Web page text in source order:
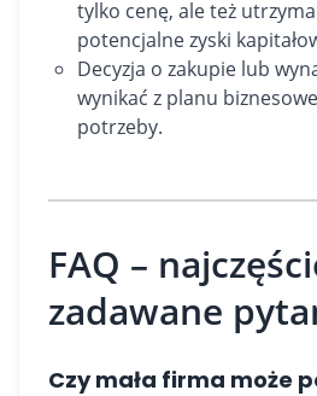
tylko cenę, ale też
potencjalne zyski
Decyzja o zakupie lub
wynikać z planu
potrzeby.
FAQ –
zadawane
Czy mała firma może